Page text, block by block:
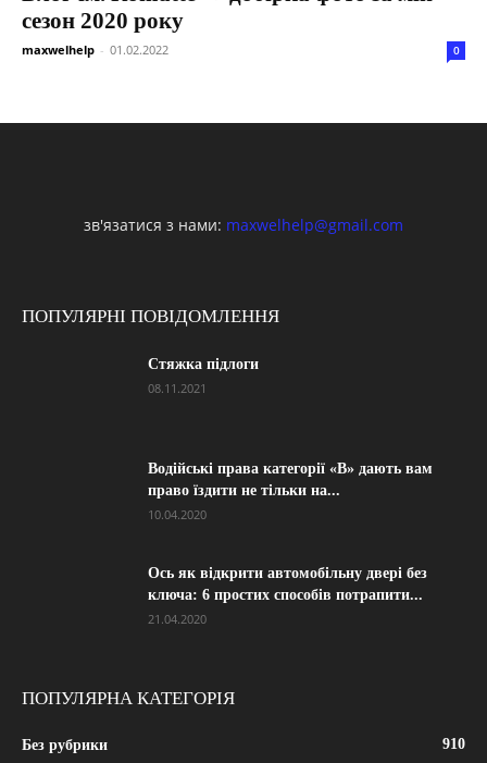
сезон 2020 року
maxwelhelp - 01.02.2022 0
зв'язатися з нами: maxwelhelp@gmail.com
ПОПУЛЯРНІ ПОВІДОМЛЕННЯ
Стяжка підлоги
08.11.2021
Водійські права категорії «B» дають вам
право їздити не тільки на...
10.04.2020
Ось як відкрити автомобільну двері без
ключа: 6 простих способів потрапити...
21.04.2020
ПОПУЛЯРНА КАТЕГОРІЯ
Без рубрики 910